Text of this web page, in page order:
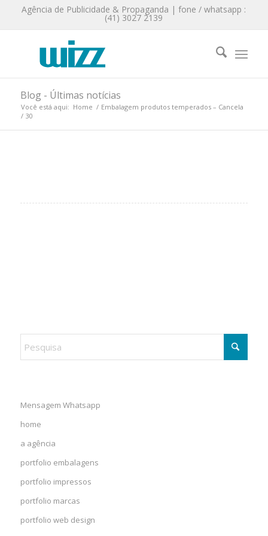
Agência de Publicidade & Propaganda | fone / whatsapp :
(41) 3027 2139
Blog - Últimas notícias
Você está aqui: Home / Embalagem produtos temperados – Cancela
/ 30
Mensagem Whatsapp
home
a agência
portfolio embalagens
portfolio impressos
portfolio marcas
portfolio web design